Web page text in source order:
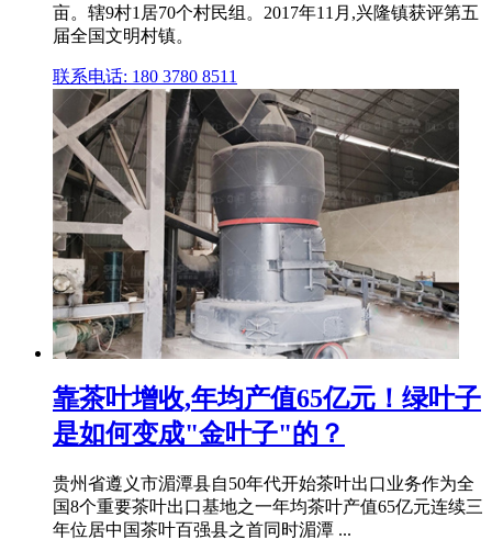
亩。辖9村1居70个村民组。2017年11月,兴隆镇获评第五
届全国文明村镇。
联系电话: 180 3780 8511
靠茶叶增收,年均产值65亿元！绿叶子
是如何变成"金叶子"的？
贵州省遵义市湄潭县自50年代开始茶叶出口业务作为全
国8个重要茶叶出口基地之一年均茶叶产值65亿元连续三
年位居中国茶叶百强县之首同时湄潭 ...